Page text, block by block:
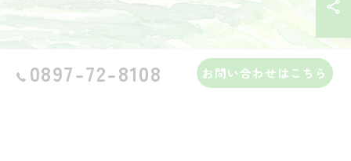
0897-72-8108 お問い合わせはこちら
© 2026 愛媛県上島町のカフェなら本とおちゃの店 ゆたかの本屋ちゃん ALL
RIGHTS RESERVED.